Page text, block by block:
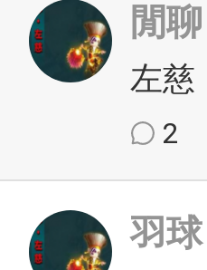
閒聊
左慈
2
羽球